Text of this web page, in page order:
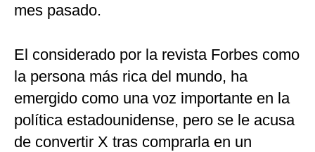
mes pasado.
El considerado por la revista Forbes como
la persona más rica del mundo, ha
emergido como una voz importante en la
política estadounidense, pero se le acusa
de convertir X tras comprarla en un